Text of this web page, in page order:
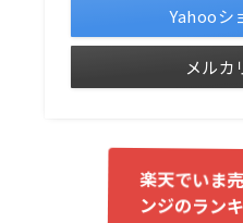
Yahooシ
メルカ
楽天でいま
ンジのラン